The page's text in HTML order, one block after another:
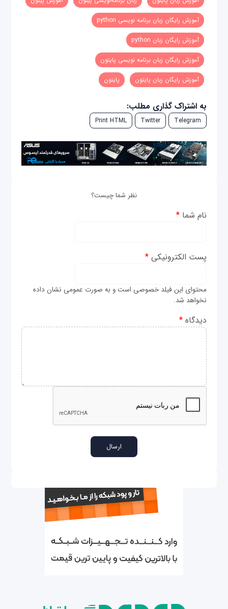
آموزش رایگان زبان برنامه نویسی python
آموزش رایگان زبان python
آموزش رایگان زبان برنامه نویسی پایتون
آموزش رایگان زبان پایتون پایتون
به اشتراک گذاری مطلب:
Telegram
Twitter
Print HTML
نظر شما چیست؟
نام شما*
پست الکترونیکی*
محتوای این فیلد خصوصی است و به صورت عمومی نشان داده
نخواهد شد.
دیدگاه*